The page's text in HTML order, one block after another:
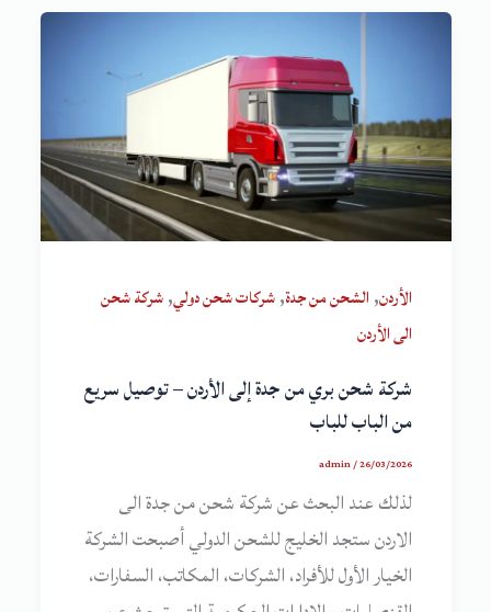
الأردن, الشحن من جدة,شركات شحن دولي,شركة شحن
الى الأردن
شركة شحن بري من جدة إلى الأردن – توصيل سريع
من الباب للباب
admin/26/03/2026
لذلك عند البحث عن شركة شحن من جدة الى
الاردن ستجد الخليج للشحن الدولي أصبحت الشركة
الخيار الأول للأفراد، الشركات، المكاتب، السفارات،